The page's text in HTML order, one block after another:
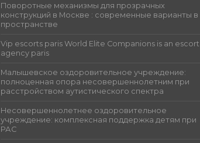
Поворотные механизмы для прозрачных
конструкций в Москве : современные варианты в
пространстве
Vip escorts paris World Elite Companions is an escort
agency paris
Малышевское оздоровительное учреждение:
полноценная опора несовершеннолетним при
расстройством аутистического спектра
Несовершеннолетнее оздоровительное
учреждение: комплексная поддержка детям при
РАС